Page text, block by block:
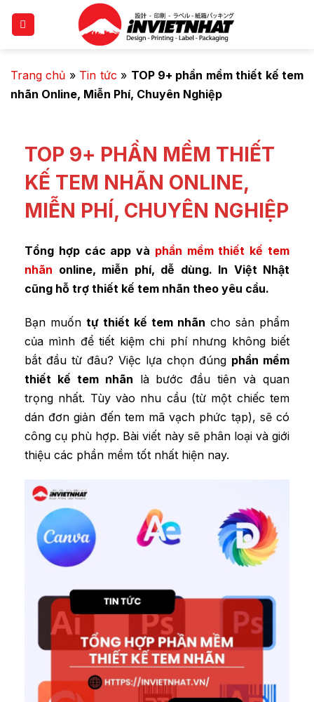
Trang chủ » Tin tức » TOP 9+ phần mềm thiết kế tem
nhãn Online, Miễn Phí, Chuyên Nghiệp
TOP 9+ PHẦN MỀM THIẾT
KẾ TEM NHÃN ONLINE,
MIỄN PHÍ, CHUYÊN NGHIỆP
Tổng hợp các app và phần mềm thiết kế tem
nhãn online, miễn phí, dễ dùng. In Việt Nhật
cũng hỗ trợ thiết kế tem nhãn theo yêu cầu.
Bạn muốn tự thiết kế tem nhãn cho sản phẩm
của mình để tiết kiệm chi phí nhưng không biết
bắt đầu từ đâu? Việc lựa chọn đúng phần mềm
thiết kế tem nhãn là bước đầu tiên và quan
trọng nhất. Tùy vào nhu cầu (từ một chiếc tem
dán đơn giản đến tem mã vạch phức tạp), sẽ có
công cụ phù hợp. Bài viết này sẽ phân loại và giới
thiệu các phần mềm tốt nhất hiện nay.